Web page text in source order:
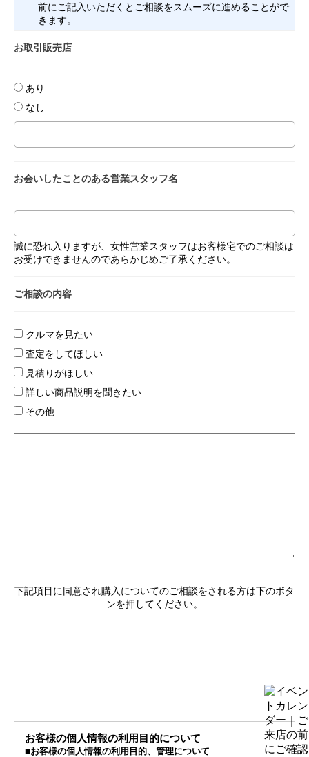
前にご記入いただくとご相談をスムーズに進めることがで
きます。
お取引販売店
あり
なし
お会いしたことのある営業スタッフ名
誠に恐れ入りますが、女性営業スタッフはお客様宅でのご相談は
お受けできませんのであらかじめご了承ください。
ご相談の内容
クルマを見たい
査定をしてほしい
見積りがほしい
詳しい商品説明を聞きたい
その他
下記項目に同意され購入についてのご相談をされる方は下のボタ
ンを押してください。
お客様の個人情報の利用目的について
■お客様の個人情報の利用目的、管理について